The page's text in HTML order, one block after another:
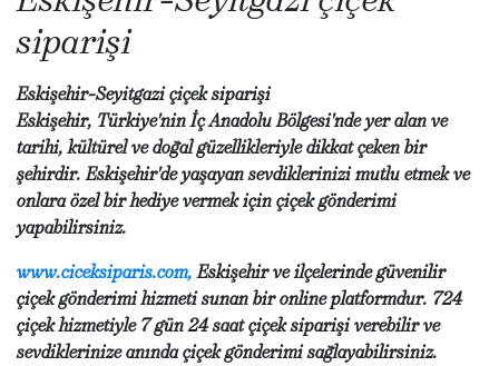
siparişi
Eskişehir­-Seyitgazi çiçek siparişi
Eskişehir, Türkiye'nin İç Anadolu Bölgesi'nde yer alan ve
tarihi, kültürel ve doğal güzellikleriyle dikkat çeken bir
şehirdir. Eskişehir'de yaşayan sevdiklerinizi mutlu etmek ve
onlara özel bir hediye vermek için çiçek gönderimi
yapabilirsiniz.
www.ciceksiparis.com, Eskişehir ve ilçelerinde güvenilir
çiçek gönderimi hizmeti sunan bir online platformdur. 724
çiçek hizmetiyle 7 gün 24 saat çiçek siparişi verebilir ve
sevdiklerinize anında çiçek gönderimi sağlayabilirsiniz.